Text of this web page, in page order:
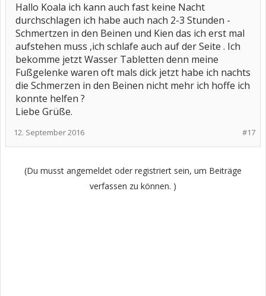
strecken will,
macht mir das ziemliche schmerzen in den knien /beine.
es fühlt sich an, als ob ich die beine nicht mehr strecken kann, oder
nur schwer strecken kann.
ich muss dann erst einmal auf dem rücken liegen bleiben, bis es
besser wird.
komische beschreibung, ich weiß
aber vielleicht kennt das ja jemand......
Hallo Koala ich kann auch fast keine Nacht
durchschlagen ich habe auch nach 2-3 Stunden -
Schmertzen in den Beinen und Kien das ich erst mal
aufstehen muss ,ich schlafe auch auf der Seite . Ich
bekomme jetzt Wasser Tabletten denn meine
Fußgelenke waren oft mals dick jetzt habe ich nachts
die Schmerzen in den Beinen nicht mehr ich hoffe ich
konnte helfen ?
Liebe Grüße.
#17
12. September 2016
(Du musst angemeldet oder registriert sein, um Beiträge
verfassen zu können. )